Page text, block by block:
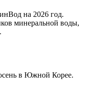
на 2026 год.
минеральной воды,
в Южной Корее.